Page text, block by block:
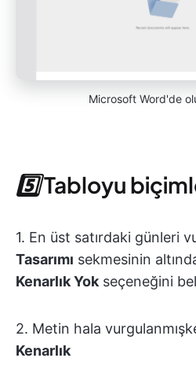
Microsoft Word'de
5️⃣Tabloyu
1. En üst satırdaki günleri
Tasarımı sekmesinin
Kenarlık Yok seçeneğini
2. Metin hala
Kenarlık